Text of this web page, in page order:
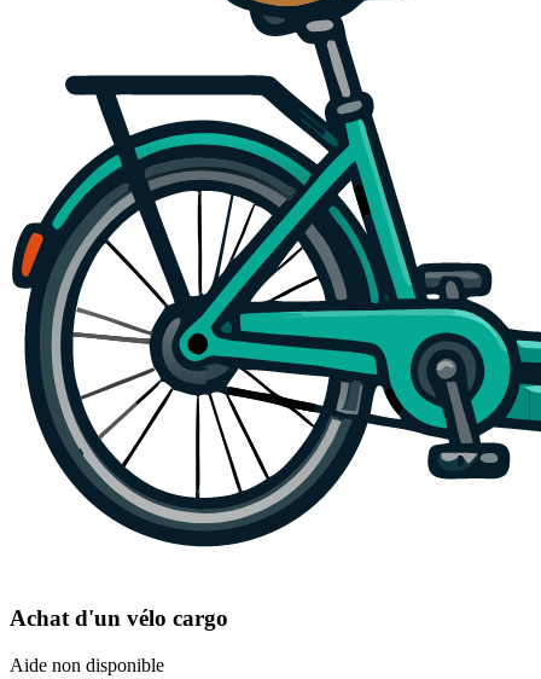
Achat d'un vélo cargo
Aide non disponible